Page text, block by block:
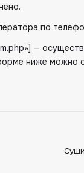
по
—
ниже можно